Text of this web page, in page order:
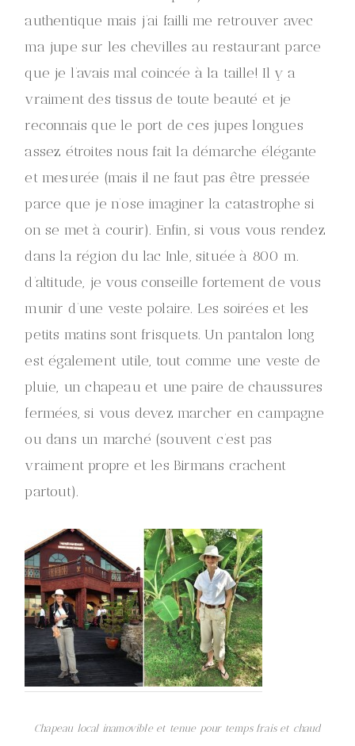
authentique mais j’ai failli me retrouver avec
ma jupe sur les chevilles au restaurant parce
que je l’avais mal coincée à la taille! Il y a
vraiment des tissus de toute beauté et je
reconnais que le port de ces jupes longues
assez étroites nous fait la démarche élégante
et mesurée (mais il ne faut pas être pressée
parce que je n’ose imaginer la catastrophe si
on se met à courir). Enfin, si vous vous rendez
dans la région du lac Inle, située à 800 m.
d’altitude, je vous conseille fortement de vous
munir d’une veste polaire. Les soirées et les
petits matins sont frisquets. Un pantalon long
est également utile, tout comme une veste de
pluie, un chapeau et une paire de chaussures
fermées, si vous devez marcher en campagne
ou dans un marché (souvent c’est pas
vraiment propre et les Birmans crachent
partout).
Chapeau local inamovible et tenue pour temps frais et chaud